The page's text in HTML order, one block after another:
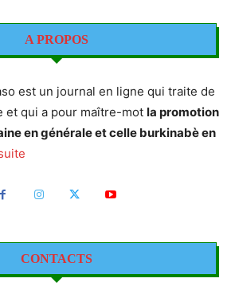
A PROPOS
est un journal en ligne qui traite de
et qui a pour maître-mot la promotion
en générale et celle burkinabè en
CONTACTS